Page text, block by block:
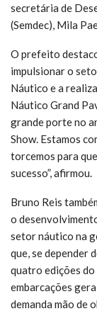
secretária de
(Semdec), Mila
O prefeito
impulsionar o
Náutico e a
Náutico Grand
grande porte no
Show. Estamos
torcemos para
sucesso”, afirmou.
Bruno Reis
o
setor náutico na
que, se depender
quatro edições
embarcações
demanda mão de